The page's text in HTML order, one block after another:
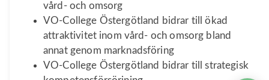
vård- och omsorg
VO-College Östergötland bidrar till ökad
attraktivitet inom vård- och omsorg bland
annat genom marknadsföring
VO-College Östergötland bidrar till strategisk